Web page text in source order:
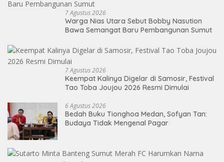
7 Agustus 2026
Warga Nias Utara Sebut Bobby Nasution
Bawa Semangat Baru Pembangunan Sumut
7 Agustus 2026
Keempat Kalinya Digelar di Samosir, Festival
Tao Toba Joujou 2026 Resmi Dimulai
6 Agustus 2026
Bedah Buku Tionghoa Medan, Sofyan Tan:
Budaya Tidak Mengenal Pagar